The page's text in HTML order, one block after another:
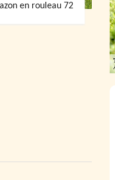
en rouleau 72